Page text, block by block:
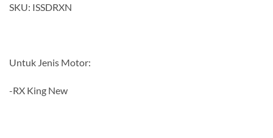
SKU: ISSDRXN
Untuk Jenis Motor:
-RX King New